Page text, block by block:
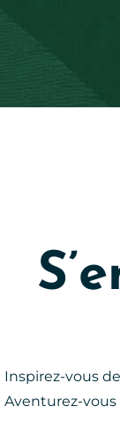
Inspirez-vous
Aventurez-